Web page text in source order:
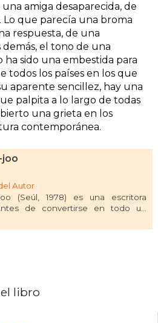
amiga desaparecida, de
Lo que parecía una broma
respuesta, de una
demás, el tono de una
sido una embestida para
todos los países en los que
aparente sencillez, hay una
palpita a lo largo de todas
una grieta en los
contemporánea.
joo
Autor
(Seúl, 1978) es una escritora
de convertirse en todo un
masas en su país, se licenció en
ha trabajado durante diez años
Kim Ji-young, nacida en 1982 (2019)
libro